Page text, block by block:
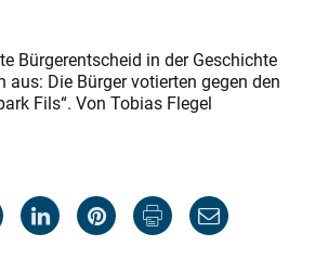
Bürgerentscheid in der Geschichte
aus: Die Bürger votierten gegen den
Fils“. Von Tobias Flegel